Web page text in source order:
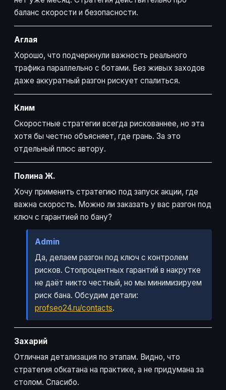
баланс скорости и безопасности.
Аглая
Хорошо, что подчеркнули важность реального
трафика параллельно с ботами. Без живых заходов
даже аккуратный разгон рискует спалиться.
Клим
Скоростные стратегии всегда рискованнее, но эта
хотя бы честно объясняет, где грань. За это
отдельный плюс автору.
Полина Ж.
Хочу применить стратегию под запуск акции, где
важна скорость. Можно ли заказать у вас разгон под
ключ с гарантией по бану?
Admin
Да, делаем разгон под ключ с контролем
рисков. Стопроцентных гарантий в накрутке
не даёт никто честный, но мы минимизируем
риск бана. Обсудим детали:
profseo24.ru/contacts.
Захарий
Отличная детализация по этапам. Видно, что
стратегия обкатана на практике, а не придумана за
столом. Спасибо.